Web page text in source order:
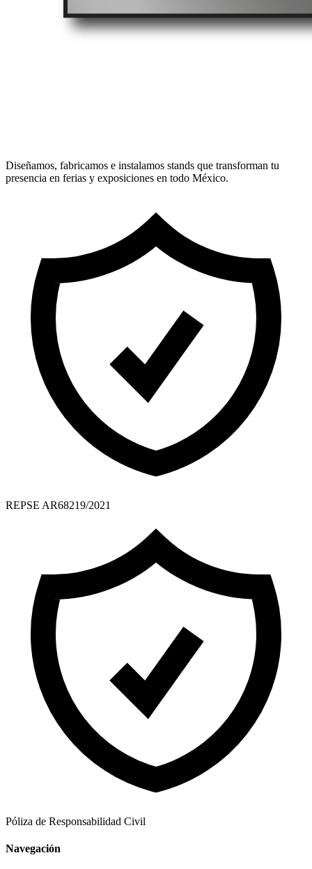
Diseñamos, fabricamos e instalamos stands que transforman tu
presencia en ferias y exposiciones en todo México.
REPSE AR68219/2021
Póliza de Responsabilidad Civil
Navegación